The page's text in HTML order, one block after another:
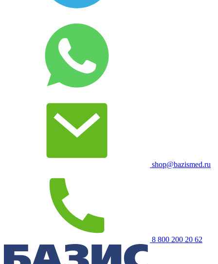
shop@bazismed.ru
8 800 200 20 62